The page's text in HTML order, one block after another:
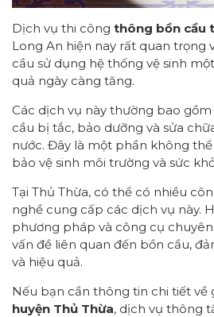
Dịch vụ thi công thông bồn cầu
Long An hiện nay rất quan trọng
cầu sử dụng hệ thống vệ sinh
quả ngày càng tăng.
Các dịch vụ này thường bao
cầu bị tắc, bảo dưỡng và sửa
nước. Đây là một phần không
bảo vệ sinh môi trường và sức
Tại Thủ Thừa, có thể có nhiều
nghề cung cấp các dịch vụ này.
phương pháp và công cụ
vấn đề liên quan đến bồn cầu,
và hiệu quả.
Nếu bạn cần thông tin chi tiết về
huyện Thủ Thừa, dịch vụ thông